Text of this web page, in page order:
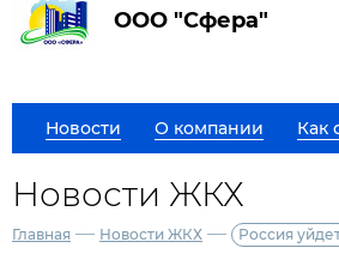
ООО "Сфера"
Новости О компании Как
Новости ЖКХ
Главная — Новости ЖКХ — Россия